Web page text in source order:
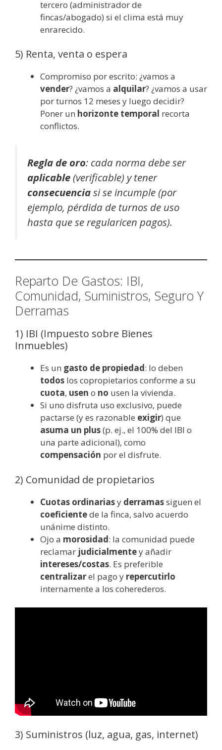
tercero (administrador de
fincas/abogado) si el clima está muy
enrarecido.
5) Renta, venta o espera
Compromiso por escrito: ¿vamos a
vender? ¿vamos a alquilar? ¿vamos a usar
por turnos 12 meses y luego decidir?
Poner un horizonte temporal recorta
conflictos.
Regla de oro: cada norma debe ser
aplicable(verificable) y tener
consecuenciasi se incumple (por
ejemplo, pérdida de turnos de uso
hasta que se regularicen pagos).
Reparto De Gastos: IBI,
Comunidad, Suministros, Seguro Y
Derramas
1) IBI (Impuesto sobre Bienes
Inmuebles)
Es un gasto de propiedad: lo deben
todos los copropietarios conforme a su
cuota, usen o no usen la vivienda.
Si uno disfruta uso exclusivo, puede
pactarse (y es razonable exigir) que
asuma un plus(p. ej., el 100% del IBI o
una parte adicional), como
compensación por el disfrute.
2) Comunidad de propietarios
Cuotas ordinariasy derramassiguen el
coeficientede la finca, salvo acuerdo
unánime distinto.
Ojo a morosidad: la comunidad puede
reclamar judicialmentey añadir
intereses/costas. Es preferible
centralizarel pago y repercutirlo
internamente a los coherederos.
3) Suministros (luz, agua, gas, internet)